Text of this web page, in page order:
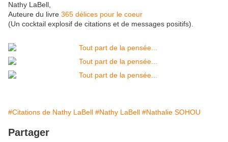
Nathy LaBell,
Auteure du livre 365 délices pour le coeur
(Un cocktail explosif de citations et de messages positifs).
#Citations de Nathy LaBell #Nathy LaBell #Nathalie SOHOU
Partager